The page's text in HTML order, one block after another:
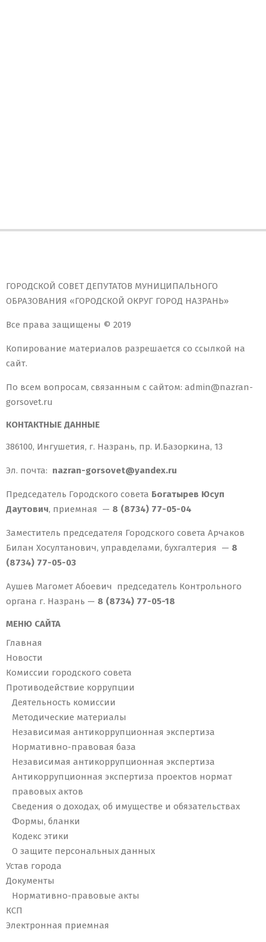
ГОРОДСКОЙ СОВЕТ ДЕПУТАТОВ МУНИЦИПАЛЬНОГО
ОБРАЗОВАНИЯ «ГОРОДСКОЙ ОКРУГ ГОРОД НАЗРАНЬ»
Все права защищены © 2019
Копирование материалов разрешается со ссылкой на
сайт.
По всем вопросам, связанным с сайтом: admin@nazran-
gorsovet.ru
КОНТАКТНЫЕ ДАННЫЕ
386100, Ингушетия, г. Назрань, пр. И.Базоркина, 13
Эл. почта: nazran-gorsovet@yandex.ru
Председатель Городского совета Богатырев Юсуп
Даутович, приемная — 8 (8734) 77-05-04
Заместитель председателя Городского совета Арчаков
Билан Хосултанович, управделами, бухгалтерия — 8
(8734) 77-05-03
Аушев Магомет Абоевич председатель Контрольного
органа г. Назрань — 8 (8734) 77-05-18
МЕНЮ САЙТА
Главная
Новости
Комиссии городского совета
Противодействие коррупции
Деятельность комиссии
Методические материалы
Независимая антикоррупционная экспертиза
Нормативно-правовая база
Независимая антикоррупционная экспертиза
Антикоррупционная экспертиза проектов нормат
правовых актов
Сведения о доходах, об имуществе и обязательствах
Формы, бланки
Кодекс этики
О защите персональных данных
Устав города
Документы
Нормативно-правовые акты
КСП
Электронная приемная